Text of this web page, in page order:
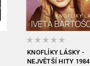
KNOFLÍKY LÁSKY -
NEJVĚTŠÍ HITY